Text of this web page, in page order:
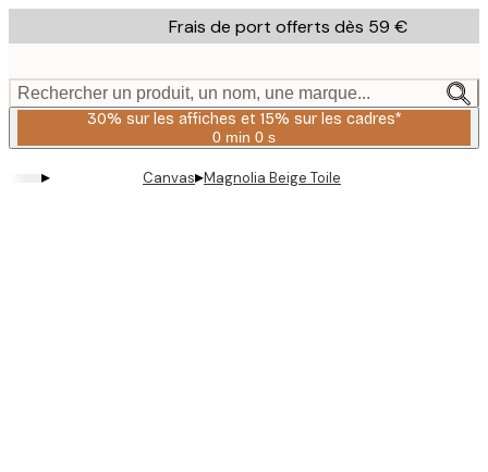
to
content.
Frais de port offerts dès 59 €
Rechercher un produit, un nom, une marque...
30% sur les affiches et 15% sur les cadres*
0 min 0 s
Valable
:
▸ Canvas▸Magnolia Beige Toile